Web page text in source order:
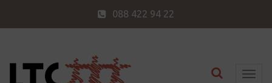
088 422 94 22
T
Toggle